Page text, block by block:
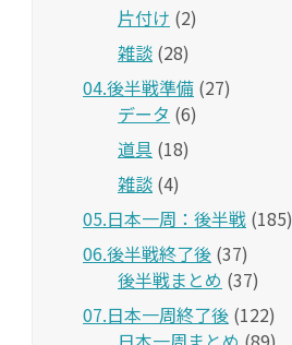
片付け (2)
雑談 (28)
04.後半戦準備 (27)
データ (6)
道具 (18)
雑談 (4)
05.日本一周：後半戦 (185)
06.後半戦終了後 (37)
後半戦まとめ (37)
07.日本一周終了後 (122)